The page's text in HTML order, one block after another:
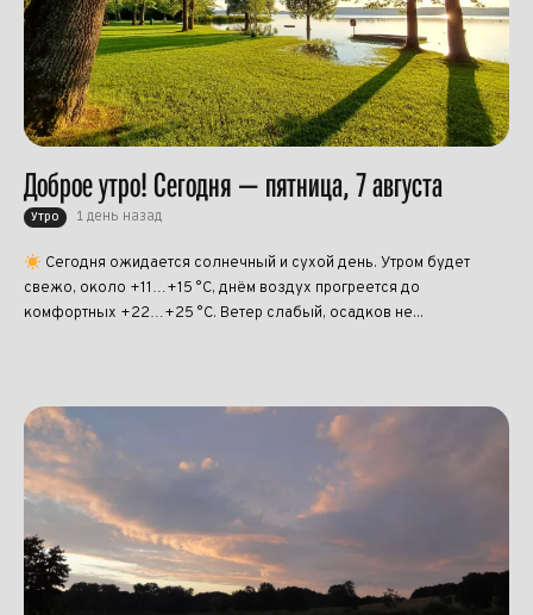
Доброе утро! Сегодня — пятница, 7 августа
Утро 1 день назад
Сегодня ожидается солнечный и сухой день. Утром будет
свежо, около +11…+15 °C, днём воздух прогреется до
комфортных +22…+25 °C. Ветер слабый, осадков не...